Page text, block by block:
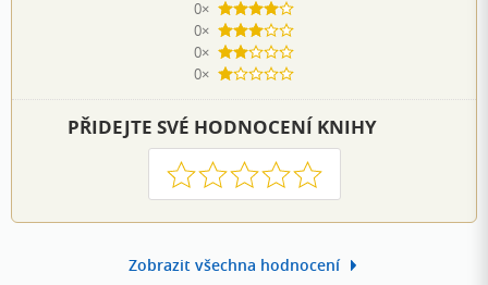
0×
4 hvězdičky
0×
3 hvězdičky
0×
2 hvězdičky
0×
1 hvezdička
PŘIDEJTE SVÉ HODNOCENÍ KNIHY
1 2 3 4 5
Zobrazit všechna hodnocení